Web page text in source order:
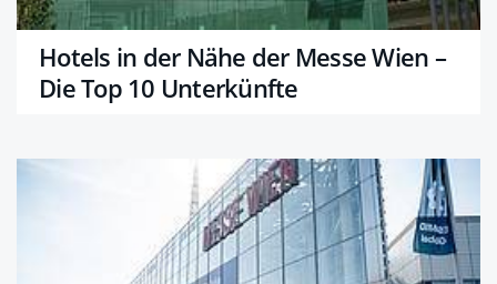
Hotels in der Nähe der Messe Wien –
Die Top 10 Unterkünfte